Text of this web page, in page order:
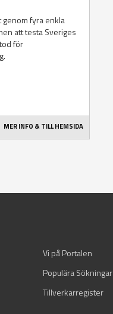
genom fyra enkla
att testa Sveriges
för
MER INFO & TILL HEMSIDA
Vi på Portalen
Populära Sökningar
Tillverkarregister